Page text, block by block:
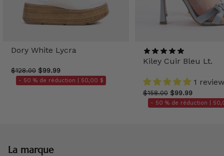
Dory White Lycra
$128.00 $99.99
- 50 % de réduction | 50,00 $
Kiley Cuir Bleu Lt.
1 review
$158.00 $99.99
- 50 % de réduction |
La marque